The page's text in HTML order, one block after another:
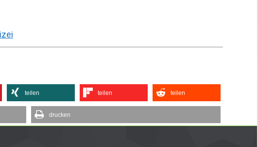
teilen teilen teilen
drucken